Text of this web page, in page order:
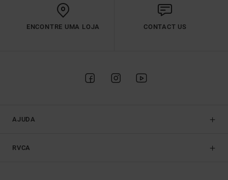
ENCONTRE UMA LOJA CONTACT US
AJUDA
RVCA